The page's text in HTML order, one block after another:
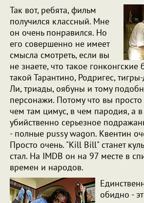
Так вот, ребята, фильм
получился классный. Мне
он очень понравился. Но
его совершенно не имеет
смысла смотреть, если вы
не знаете, что такое гонконгские
такой Тарантино, Родригес,
Ли, триады, оябуны и тому
персонажи. Потому что вы
чем там цимус, в чем пародия, а
убийственно серьезное
- полные pussy wagon. Квентин
Просто очень. "Kill Bill" станет
стал. На IMDB он на 97 месте в
времен и народов.
обидно -